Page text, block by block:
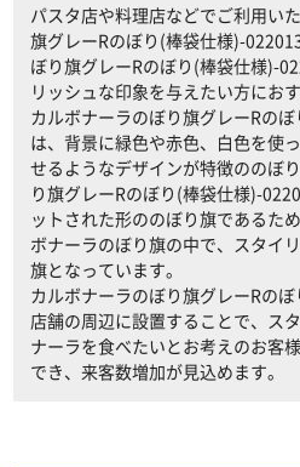
パスタ店や料理店などでご利用い
旗グレーRのぼり(棒袋仕様)-
ぼり旗グレーRのぼり(棒袋仕様)-
リッシュな印象を与えたい方におす
カルボナーラのぼり旗グレーRの
は、背景に緑色や赤色、白色を使
せるようなデザインが特徴ののぼ
り旗グレーRのぼり(棒袋仕様)-
ットされた形ののぼり旗であるた
ボナーラのぼり旗の中で、スタイ
旗となっています。
カルボナーラのぼり旗グレーRの
店舗の周辺に設置することで、ス
ナーラを食べたいとお考えのお客
でき、来客数増加が見込めます。